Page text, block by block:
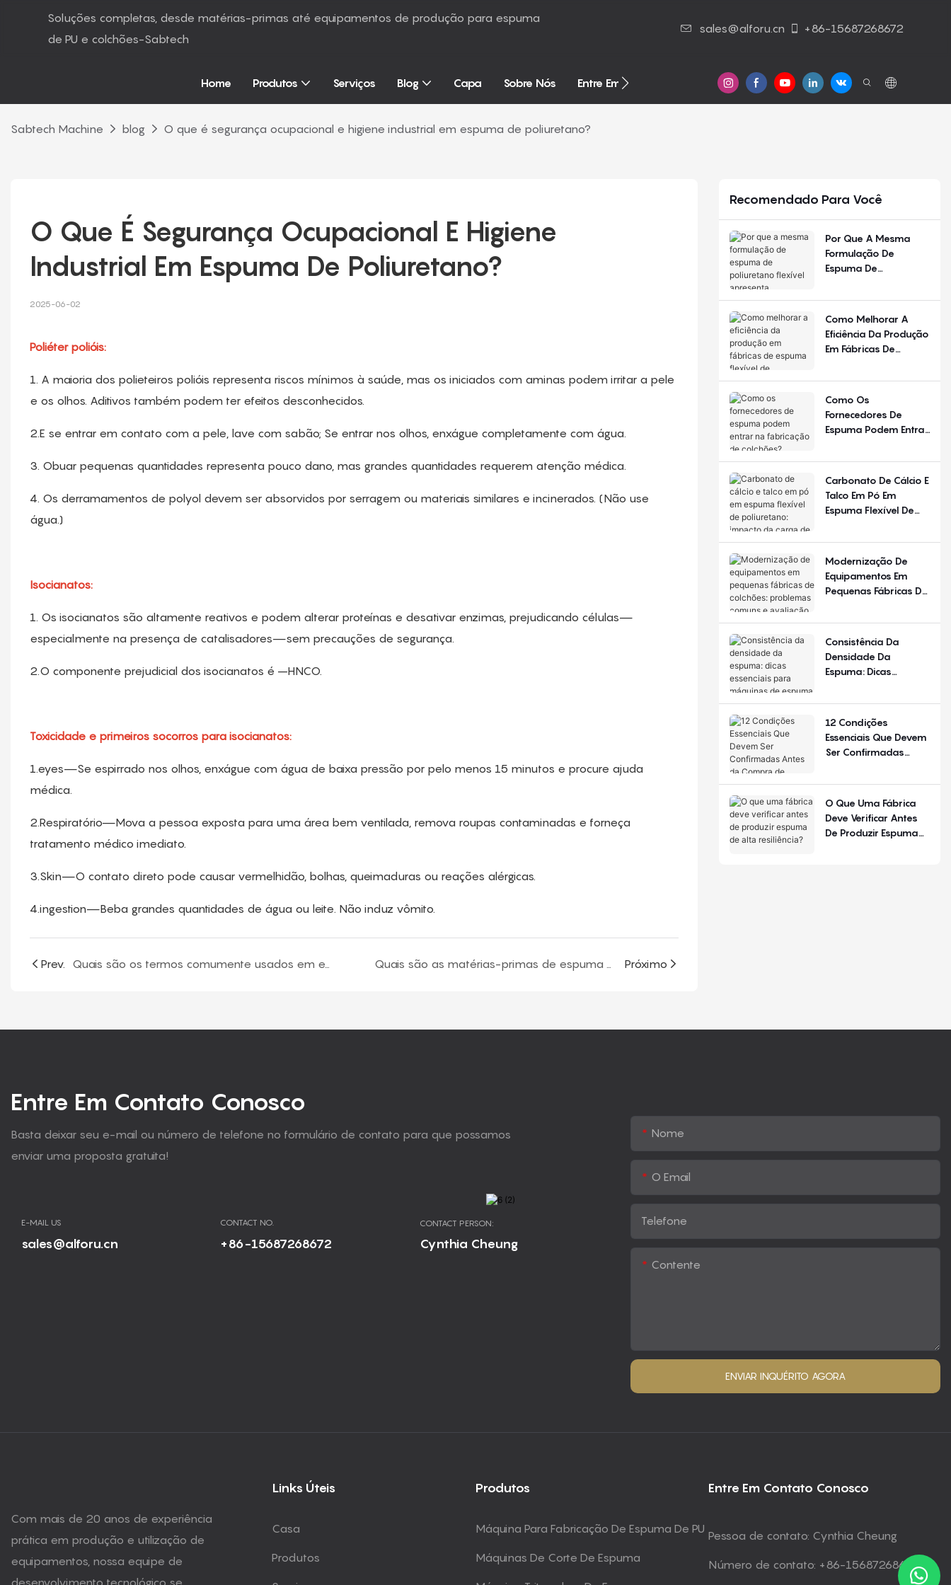
Soluções completas, desde matérias-primas até equipamentos de produção para espuma
de PU e colchões-Sabtech
sales@alforu.cn +86-15687268672
Home Produtos Serviços Blog Capa Sobre Nós Entre Em Contato Conosco
Sabtech Machine blog O que é segurança ocupacional e higiene industrial em espuma de poliuretano?
O Que É Segurança Ocupacional E Higiene
Industrial Em Espuma De Poliuretano?
2025-06-02
Poliéter polióis:
1. A maioria dos polieteiros polióis representa riscos mínimos à saúde, mas os iniciados com aminas podem irritar a pele
e os olhos. Aditivos também podem ter efeitos desconhecidos.
2.E se entrar em contato com a pele, lave com sabão; Se entrar nos olhos, enxágue completamente com água.
3. Obuar pequenas quantidades representa pouco dano, mas grandes quantidades requerem atenção médica.
4. Os derramamentos de polyol devem ser absorvidos por serragem ou materiais similares e incinerados. (Não use
água.)
Isocianatos:
1. Os isocianatos são altamente reativos e podem alterar proteínas e desativar enzimas, prejudicando células—
especialmente na presença de catalisadores—sem precauções de segurança.
2.O componente prejudicial dos isocianatos é –HNCO.
Toxicidade e primeiros socorros para isocianatos:
1.eyes—Se espirrado nos olhos, enxágue com água de baixa pressão por pelo menos 15 minutos e procure ajuda
médica.
2.Respiratório—Mova a pessoa exposta para uma área bem ventilada, remova roupas contaminadas e forneça
tratamento médico imediato.
3.Skin—O contato direto pode causar vermelhidão, bolhas, queimaduras ou reações alérgicas.
4.ingestion—Beba grandes quantidades de água ou leite. Não induz vômito.
Prev. Quais são os termos comumente usados ​​em espuma de poliuretano? Quais são as matérias-primas de espuma de poliuretano flexível? -Part 1 Próximo
Recomendado Para Você
Por Que A Mesma
Formulação De
Espuma De
Apresenta
Diferente Em
Diferentes Estações
Como Melhorar A
Eficiência Da Produção
Em Fábricas De
Poliuretano?
Como Os
Fornecedores De
Espuma Podem Entrar
Colchões?
Carbonato De Cálcio E
Talco Em Pó Em
Espuma Flexível De
Da Carga De
Modernização De
Equipamentos Em
Pequenas Fábricas De
Comuns E Avaliação
De Configuração.
Consistência Da
Densidade Da
Espuma: Dicas
Máquinas De Espuma
De Poliuretano
12 Condições
Essenciais Que Devem
Ser Confirmadas
Equipamentos Para
O Que Uma Fábrica
Deve Verificar Antes
De Produzir Espuma
Entre Em Contato Conosco
Basta deixar seu e-mail ou número de telefone no formulário de contato para que possamos
enviar uma proposta gratuita!
E-MAIL US
sales@alforu.cn
CONTACT NO.
+86-15687268672
CONTACT PERSON:
Cynthia Cheung
Nome
O Email
Telefone
Contente
ENVIAR INQUÉRITO AGORA
Com mais de 20 anos de experiência
prática em produção e utilização de
equipamentos, nossa equipe de
desenvolvimento tecnológico se
Links Úteis
Casa
Produtos
Produtos
Máquina Para Fabricação De Espuma De PU
Máquinas De Corte De Espuma
Entre Em Contato Conosco
Pessoa de contato: Cynthia Cheung
Número de contato: +86-15687268672